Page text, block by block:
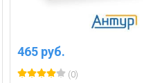
465 руб.
(0)